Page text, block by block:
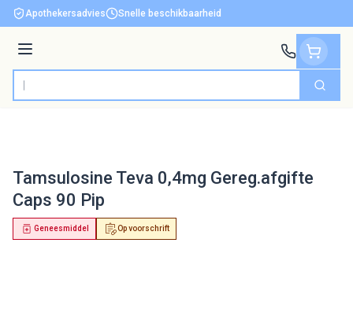
Ga naar de inhoud
Apothekersadvies Snelle beschikbaarheid
Menu
Product, merk, categorie... Zoek
Tamsulosine Teva 0,4mg Gereg.afgifte
Caps 90 Pip
Op voorschrift
Geneesmiddel